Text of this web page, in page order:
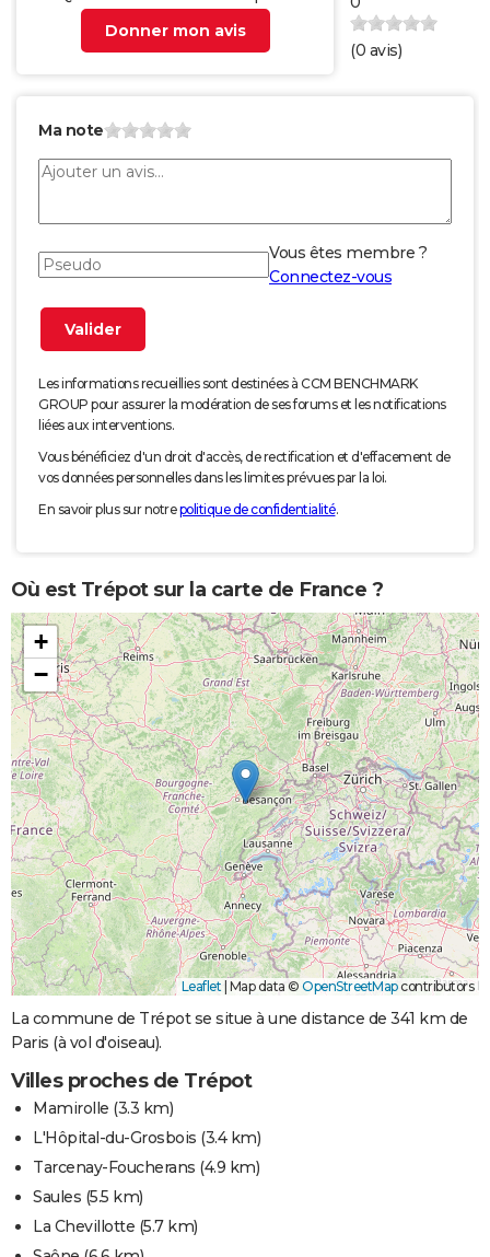
Donner mon avis
(0 avis)
Ma note
Vous êtes membre ?
Connectez-vous
Les informations recueillies sont destinées à CCM BENCHMARK
GROUP pour assurer la modération de ses forums et les notifications
liées aux interventions.
Vous bénéficiez d'un droit d'accès, de rectification et d'effacement de
vos données personnelles dans les limites prévues par la loi.
En savoir plus sur notrepolitique de confidentialité.
Où est Trépot sur la carte de France ?
+
−
Leaflet Map data © OpenStreetMapcontributors
La commune de Trépot se situe à une distance de 341 km de
Paris (à vol d'oiseau).
Villes proches de Trépot
Mamirolle (3.3 km)
L'Hôpital-du-Grosbois (3.4 km)
Tarcenay-Foucherans (4.9 km)
Saules (5.5 km)
La Chevillotte (5.7 km)